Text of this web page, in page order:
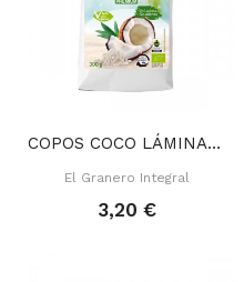
COPOS COCO LÁMINAS 300 GR
El Granero Integral
3,20 €